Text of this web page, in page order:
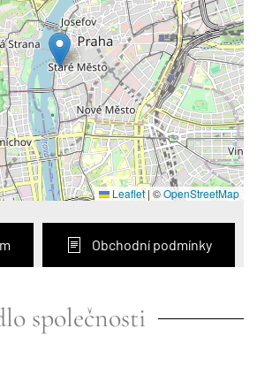
Leaflet |©OpenStreetMap
Obchodní podmínky
společnosti